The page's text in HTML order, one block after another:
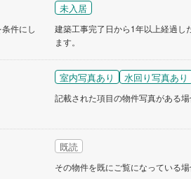
件にし
未入居
建築工事完了日から1年以上経過し
ます。
室内写真あり 水回り写真あり
記載された項目の物件写真がある場
既読
その物件を既にご覧になっている場